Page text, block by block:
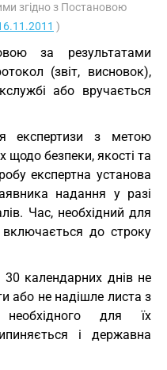
згідно з Постановою
)
за результатами
(звіт, висновок),
або вручається
експертизи з метою
безпеки, якості та
експертна установа
надання у разі
Час, необхідний для
включається до строку
календарних днів не
або не надішле листа з
необхідного для їх
і державна